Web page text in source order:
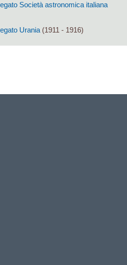
Società astronomica italiana
Urania(1911 - 1916)